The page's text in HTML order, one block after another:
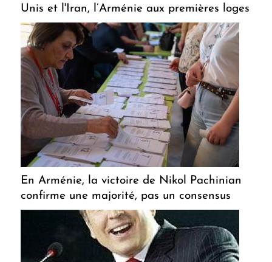
Unis et l'Iran, l’Arménie aux premières loges
En Arménie, la victoire de Nikol Pachinian
confirme une majorité, pas un consensus